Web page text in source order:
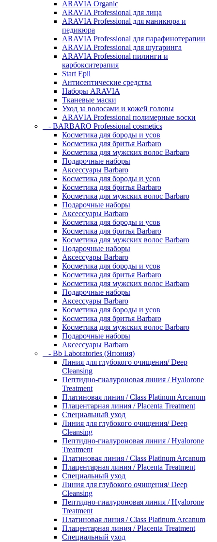
ARAVIA Organic
ARAVIA Professional для лица
ARAVIA Professional для маникюра и
педикюра
ARAVIA Professional для парафинотерапии
ARAVIA Professional для шугаринга
ARAVIA Professional пилинги и
карбокситерапия
Start Epil
Антисептические средства
Наборы ARAVIA
Тканевые маски
Уход за волосами и кожей головы
ARAVIA Professional полимерные воски
- BARBARO Professional cosmetics
Косметика для бороды и усов
Косметика для бритья Barbaro
Косметика для мужских волос Barbaro
Подарочные наборы
Аксессуары Barbaro
Косметика для бороды и усов
Косметика для бритья Barbaro
Косметика для мужских волос Barbaro
Подарочные наборы
Аксессуары Barbaro
Косметика для бороды и усов
Косметика для бритья Barbaro
Косметика для мужских волос Barbaro
Подарочные наборы
Аксессуары Barbaro
Косметика для бороды и усов
Косметика для бритья Barbaro
Косметика для мужских волос Barbaro
Подарочные наборы
Аксессуары Barbaro
Косметика для бороды и усов
Косметика для бритья Barbaro
Косметика для мужских волос Barbaro
Подарочные наборы
Аксессуары Barbaro
- Bb Laboratories (Япония)
Линия для глубокого очищения/ Deep
Cleansing
Пептидно-гиалуроновая линия / Hyalorone
Treatment
Платиновая линия / Class Platinum Arcanum
Плацентарная линия / Placenta Treatment
Специальный уход
Линия для глубокого очищения/ Deep
Cleansing
Пептидно-гиалуроновая линия / Hyalorone
Treatment
Платиновая линия / Class Platinum Arcanum
Плацентарная линия / Placenta Treatment
Специальный уход
Линия для глубокого очищения/ Deep
Cleansing
Пептидно-гиалуроновая линия / Hyalorone
Treatment
Платиновая линия / Class Platinum Arcanum
Плацентарная линия / Placenta Treatment
Специальный уход